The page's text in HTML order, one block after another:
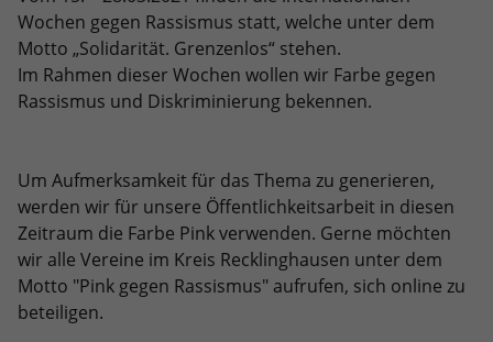
Wochen gegen Rassismus statt, welche unter dem
Motto „Solidarität. Grenzenlos“ stehen.
Im Rahmen dieser Wochen wollen wir Farbe gegen
Rassismus und Diskriminierung bekennen.
Um Aufmerksamkeit für das Thema zu generieren,
werden wir für unsere Öffentlichkeitsarbeit in diesen
Zeitraum die Farbe Pink verwenden. Gerne möchten
wir alle Vereine im Kreis Recklinghausen unter dem
Motto "Pink gegen Rassismus" aufrufen, sich online zu
beteiligen.
Zweck
Dieses Cookie ist ein Standard-Session-
Cookie von TYPO3. Es speichert im Falle
eines Benutzer-Logins die Session-ID.
So kann der eingeloggte Benutzer
wiedererkannt werden und es wird ihm
Zweck
Kampagnendaten zu berechnen und
die Nutzung der Website für den
Analysebericht der Website zu
verfolgen. Die Cookies speichern
Informationen anonym und weisen eine
Name _gid
Anbieter Google Analytics
Laufzeit
Anbieter Google LLC
Laufzeit 6 Monate
Zweck
Das NID-Cookie enthält eine eindeutige
Informationen speichert, insbesondere
Ihre bevorzugte Sprache (z. B. Deutsch),
wie viele Suchergebnisse pro Seite
angezeigt werden sollen (z. B. 10 oder
20) und ob der Google SafeSearch-Filter
aktiviert sein soll.
Externe Inhalte
Wir verwenden auf unserer Website externe Inhalte, um
Ihnen zusätzliche Informationen anzubieten.